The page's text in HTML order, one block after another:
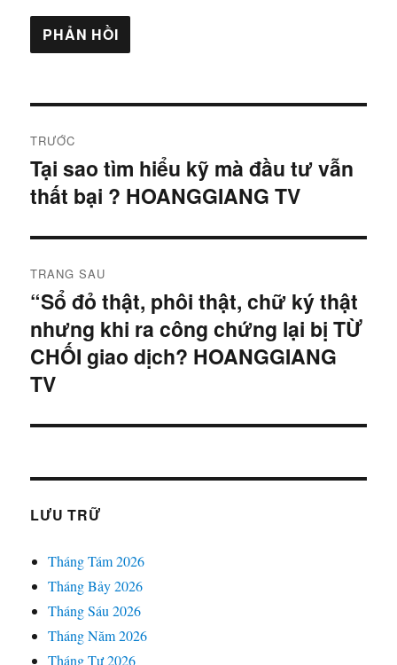
hướng
bài
viết
TRƯỚC
Bài
viết
Tại sao tìm hiểu kỹ mà đầu tư vẫn
thất bại ? HOANGGIANG TV
TRANG SAU
Bài
tiếp
theo:
“Sổ đỏ thật, phôi thật, chữ ký thật
nhưng khi ra công chứng lại bị TỪ
CHỐI giao dịch? HOANGGIANG
TV
LƯU TRỮ
Tháng Tám 2026
Tháng Bảy 2026
Tháng Sáu 2026
Tháng Năm 2026
Tháng Tư 2026